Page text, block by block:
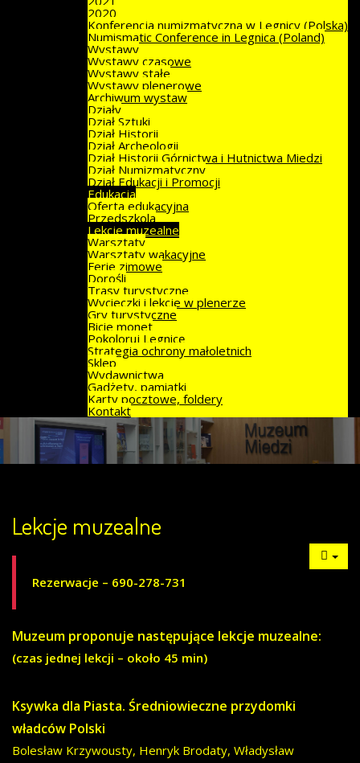
2020
Konferencja numizmatyczna w Legnicy (Polska)
Numismatic Conference in Legnica (Poland)
Wystawy
Wystawy czasowe
Wystawy stałe
Wystawy plenerowe
Archiwum wystaw
Działy
Dział Sztuki
Dział Historii
Dział Archeologii
Dział Historii Górnictwa i Hutnictwa Miedzi
Dział Numizmatyczny
Dział Edukacji i Promocji
Edukacja
Oferta edukacyjna
Przedszkola
Lekcje muzealne
Warsztaty
Warsztaty wakacyjne
Ferie zimowe
Dorośli
Trasy turystyczne
Wycieczki i lekcje w plenerze
Gry turystyczne
Bicie monet
Pokoloruj Legnicę
Strategia ochrony małoletnich
Sklep
Wydawnictwa
Gadżety, pamiątki
Karty pocztowe, foldery
Kontakt
Lekcje muzealne
Rezerwacje – 690-278-731
Muzeum proponuje następujące lekcje muzealne:
(czas jednej lekcji – około 45 min)
Ksywka dla Piasta. Średniowieczne przydomki
władców Polski
Bolesław Krzywousty, Henryk Brodaty, Władysław